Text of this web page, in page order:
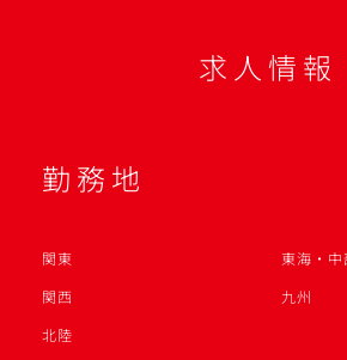
求人情報
勤務地
関東
東海・中
関西
九州
北陸